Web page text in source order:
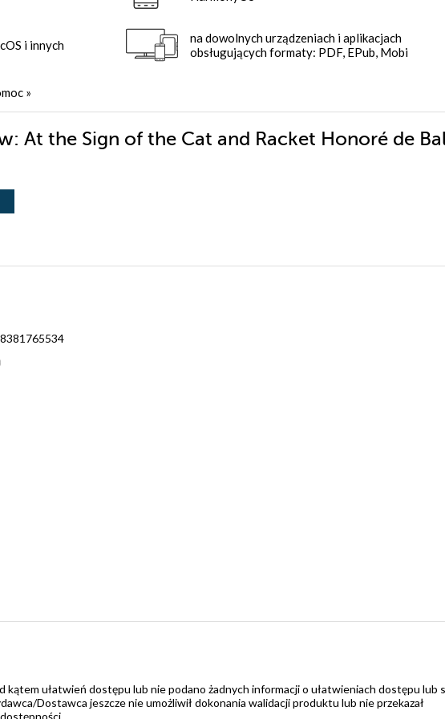
i innych
na dowolnych urządzeniach i aplikacjach
obsługujących formaty: PDF, EPub, Mobi
»
At the Sign of the Cat and Racket Honoré de
kątem ułatwień dostępu lub nie podano żadnych informacji o ułatwieniach dostępu lub
Dostawca jeszcze nie umożliwił dokonania walidacji produktu lub nie przekazał